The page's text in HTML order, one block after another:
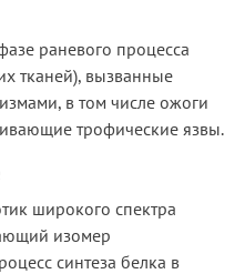
раневого процесса
тканей), вызванные
в том числе ожоги
трофические язвы.
широкого спектра
изомер
синтеза белка в